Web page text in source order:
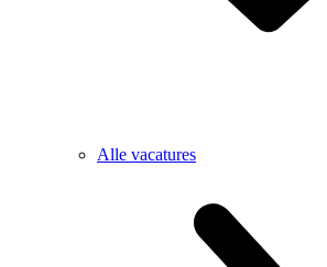
Alle vacatures